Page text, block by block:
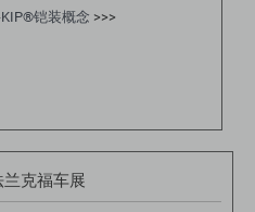
铠装概念 >>>
兰克福车展